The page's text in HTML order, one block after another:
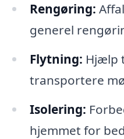
Rengøring:
generel
Flytning: Hjælp
transportere
Isolering:
hjemmet for